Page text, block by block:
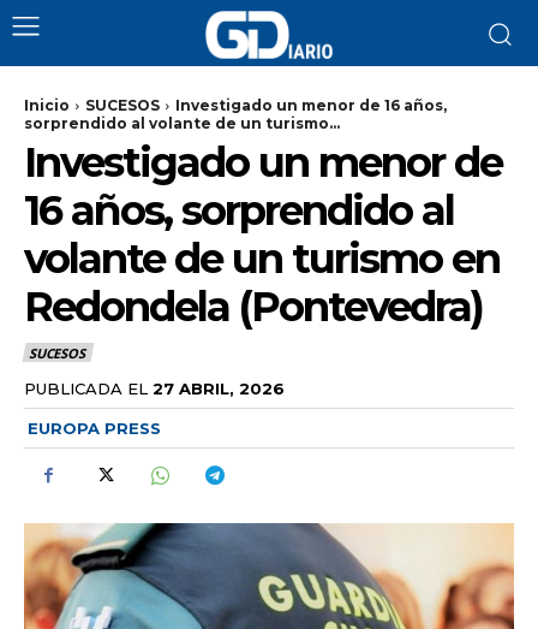
Inicio SUCESOS
Investigado un menor de 16 años,
sorprendido al volante de un turismo...
Investigado un menor de
16 años, sorprendido al
volante de un turismo en
Redondela (Pontevedra)
SUCESOS
PUBLICADA EL 27 ABRIL, 2026
EUROPA PRESS